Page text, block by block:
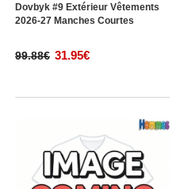
Dovbyk #9 Extérieur Vêtements
2026-27 Manches Courtes
99.88€ 31.95€